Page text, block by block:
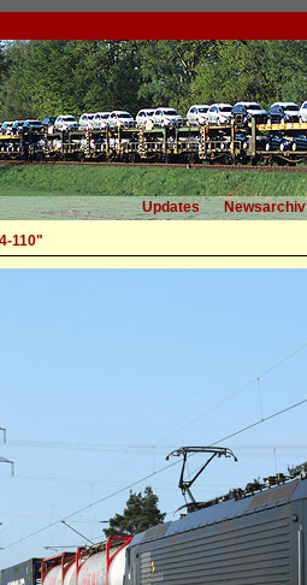
Updates Newsarchiv
110"